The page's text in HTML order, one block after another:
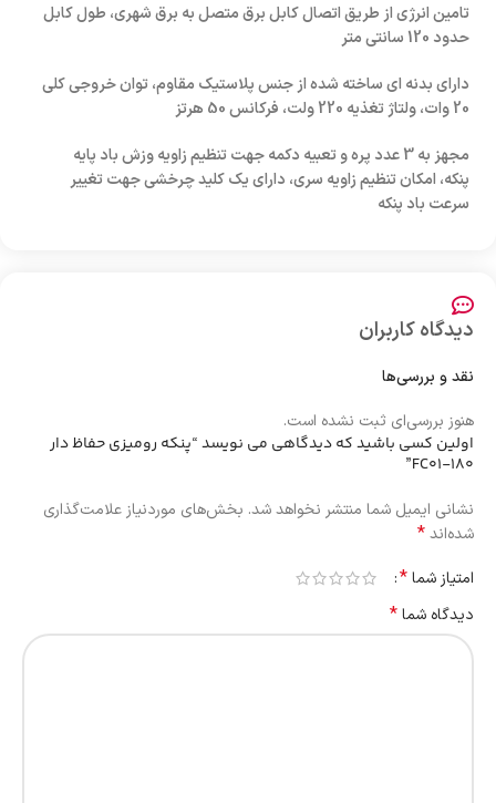
تامین انرژی از طریق اتصال کابل برق متصل به برق شهری، طول کابل
حدود 120 سانتی متر
دارای بدنه ای ساخته شده از جنس پلاستیک مقاوم، توان خروجی کلی
20 وات، ولتاژ تغذیه 220 ولت، فرکانس 50 هرتز
مجهز به 3 عدد پره و تعبیه دکمه جهت تنظیم زاویه وزش باد پایه
پنکه، امکان تنظیم زاویه سری، دارای یک کلید چرخشی جهت تغییر
سرعت باد پنکه
دیدگاه کاربران
نقد و بررسی‌ها
هنوز بررسی‌ای ثبت نشده است.
اولین کسی باشید که دیدگاهی می نویسد “پنکه رومیزی حفاظ دار
FC01-180”
نشانی ایمیل شما منتشر نخواهد شد. بخش‌های موردنیاز علامت‌گذاری
شده‌اند*
امتیاز شما*
دیدگاه شما*